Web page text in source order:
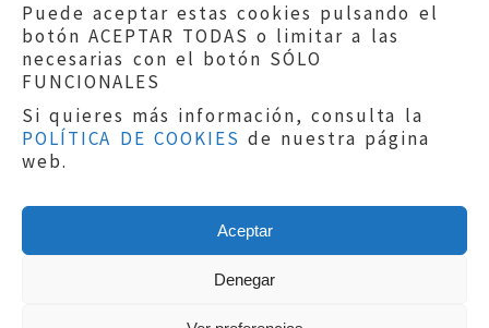
Puede aceptar estas cookies pulsando el
botón ACEPTAR TODAS o limitar a las
necesarias con el botón SÓLO
FUNCIONALES
Si quieres más información, consulta la
POLÍTICA DE COOKIES de nuestra página
web.
Aceptar
Denegar
Aviso legal|Política de privacidad|
Protección de Datos
Política de cookies
Copyright © 2019El Justicia de Aragón|
Sephor Consulting